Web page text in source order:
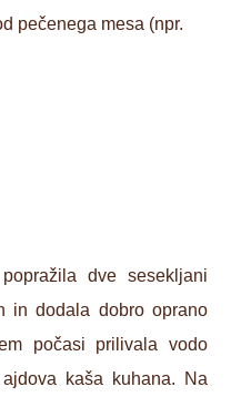
pečenega mesa (npr.
dve sesekljani
in dodala dobro oprano
počasi prilivala vodo
kaša kuhana. Na